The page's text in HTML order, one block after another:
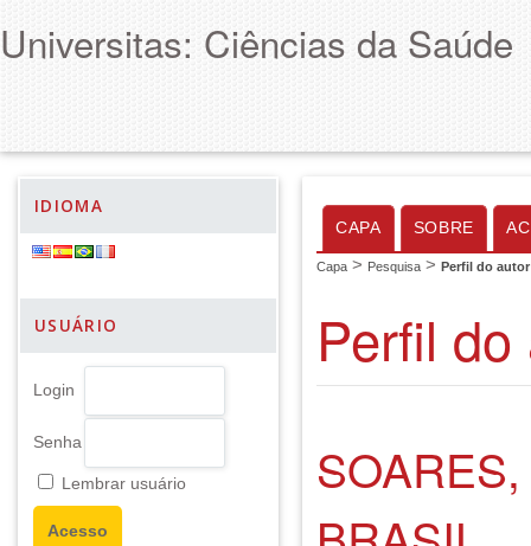
Universitas: Ciências da Saúde
IDIOMA
USUÁRIO
Login
Senha
Lembrar usuário
CAPA SOBRE
Capa > Pesquisa > Perfil do autor
Perfil